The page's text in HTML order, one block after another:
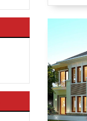
50%
Các Lô
giáp với
Lô biệt
50%
Lô biệt